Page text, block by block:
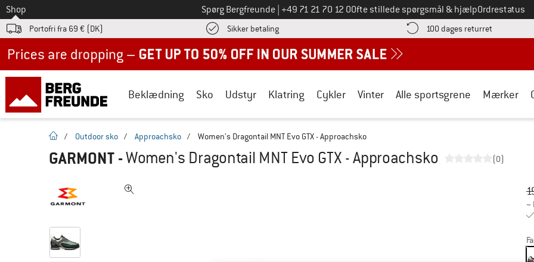
Til
Shop Spørg Bergfreunde Ring til os på
+49 71 21 70 12 0Ofte stillede spørgsmål & hjælpOrdrestatus
Portofri fra 69 € (DK) Sikker betalingFind betalingsoplysningerne her! Åbnes i en infoboks
100 dages returret Gå til
Beklædning Sko Udstyr Klatring Cykler Vinter Alle sportsgrene Mærker
Hjemmeside
/ Outdoor sko / Approachsko / Women's Dragontail MNT Evo GTX - Approachsko
GARMONT -Women's Dragontail MNT Evo GTX - Approachsko (0)
~